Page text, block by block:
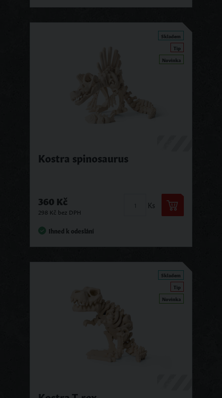
Skladem
Tip
Novinka
Kostra spinosaurus
360 Kč
298 Kč bez DPH
Ks
Ihned k odeslání
Skladem
Tip
Novinka